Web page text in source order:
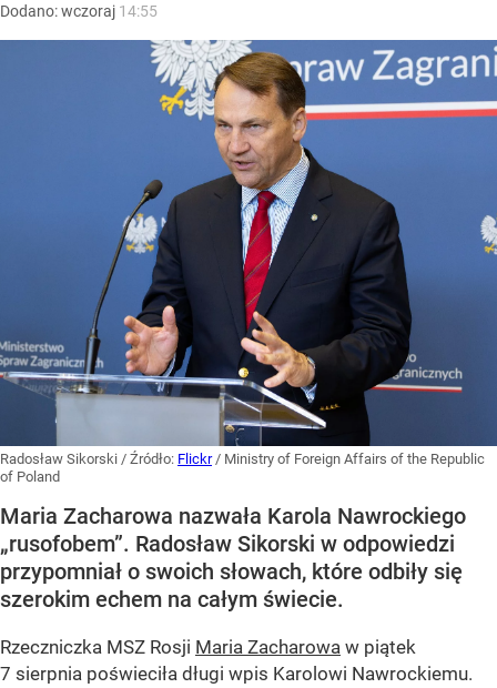
Dodano:wczoraj 14:55
Radosław Sikorski / Źródło: Flickr / Ministry of Foreign Affairs of the Republic
of Poland
Maria Zacharowa nazwała Karola Nawrockiego
„rusofobem”. Radosław Sikorski w odpowiedzi
przypomniał o swoich słowach, które odbiły się
szerokim echem na całym świecie.
Rzeczniczka MSZ Rosji Maria Zacharowa w piątek
7 sierpnia poświeciła długi wpis Karolowi Nawrockiemu.